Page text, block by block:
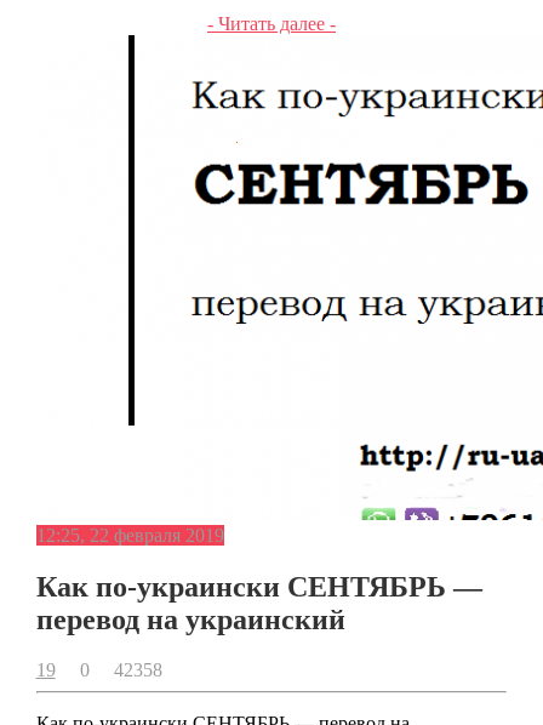
- Читать далее -
12:25, 22 февраля 2019
Как по-украински СЕНТЯБРЬ —
перевод на украинский
19 0 42358